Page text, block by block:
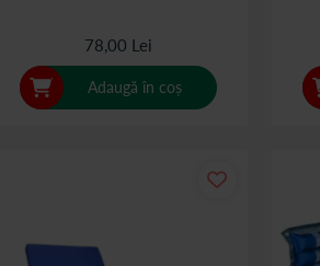
78,00 Lei
Adaugă în coș